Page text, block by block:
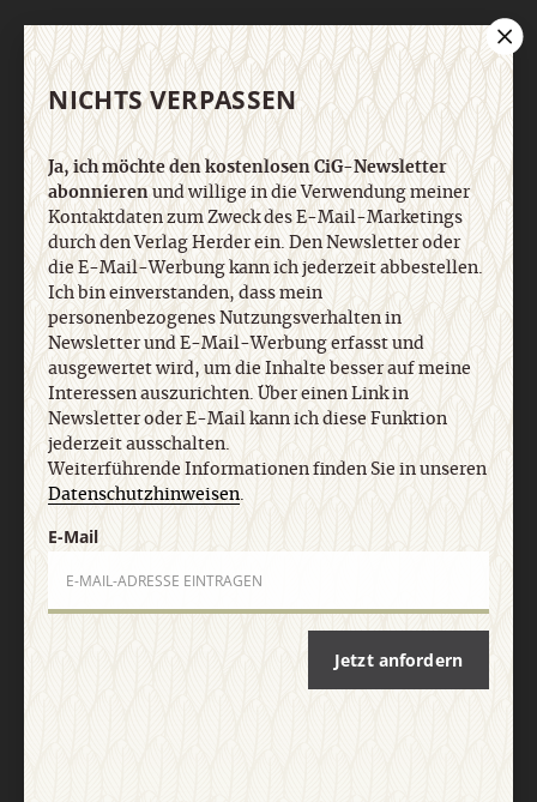
Vertrag widerrufen Abo online kündigen
Nach oben
NICHTS VERPASSEN
Ja, ich möchte den kostenlosen CiG-Newsletter
abonnierenund willige in die Verwendung meiner
Kontaktdaten zum Zweck des E-Mail-Marketings
durch den Verlag Herder ein. Den Newsletter oder
die E-Mail-Werbung kann ich jederzeit abbestellen.
Ich bin einverstanden, dass mein
personenbezogenes Nutzungsverhalten in
Newsletter und E-Mail-Werbung erfasst und
ausgewertet wird, um die Inhalte besser auf meine
Interessen auszurichten. Über einen Link in
Newsletter oder E-Mail kann ich diese Funktion
jederzeit ausschalten.
Weiterführende Informationen finden Sie in unseren
Datenschutzhinweisen.
E-Mail
Jetzt anfordern